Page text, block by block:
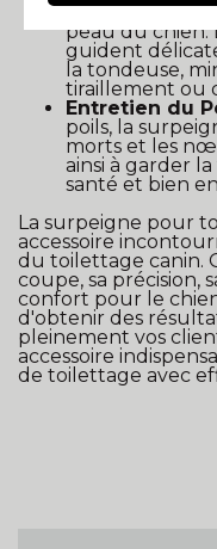
une coupe
peau du chien.
guident
la tondeuse,
tiraillement ou
Entretien du
poils, la
morts et les
ainsi à garder
santé et bien
La surpeigne pour
accessoire
du toilettage canin.
coupe, sa précision,
confort pour le
d'obtenir des
pleinement vos
accessoire
de toilettage avec